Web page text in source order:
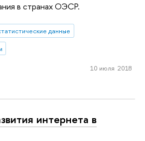
в странах ОЭСР.
данные
10 июля 2018
интернета в